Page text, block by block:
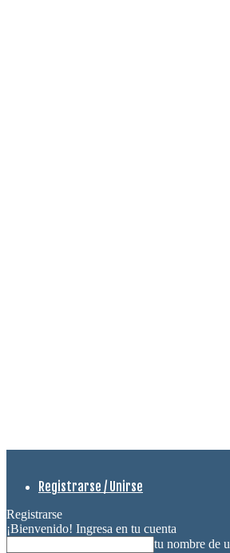
Registrarse / Unirse
Registrarse
¡Bienvenido! Ingresa en tu cuenta
tu nombre de